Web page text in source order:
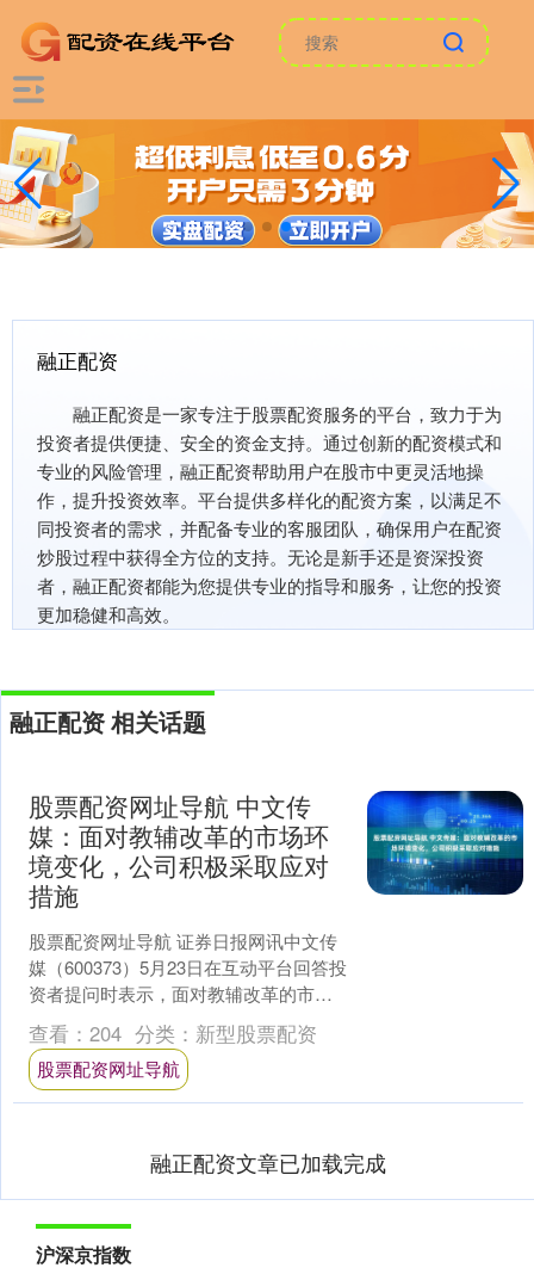
融正配资
融正配资是一家专注于股票配资服务的平台，致力于为
投资者提供便捷、安全的资金支持。通过创新的配资模式和
专业的风险管理，融正配资帮助用户在股市中更灵活地操
作，提升投资效率。平台提供多样化的配资方案，以满足不
同投资者的需求，并配备专业的客服团队，确保用户在配资
炒股过程中获得全方位的支持。无论是新手还是资深投资
者，融正配资都能为您提供专业的指导和服务，让您的投资
更加稳健和高效。
融正配资 相关话题
股票配资网址导航 中文传
媒：面对教辅改革的市场环
境变化，公司积极采取应对
措施
股票配资网址导航 证券日报网讯中文传
媒（600373）5月23日在互动平台回答投
资者提问时表示，面对教辅改革的市场
环境变化，公司积极采取应对措施，一
是全力打造精....
查看： 204 分类： 新型股票配资
股票配资网址导航
融正配资文章已加载完成
沪深京指数